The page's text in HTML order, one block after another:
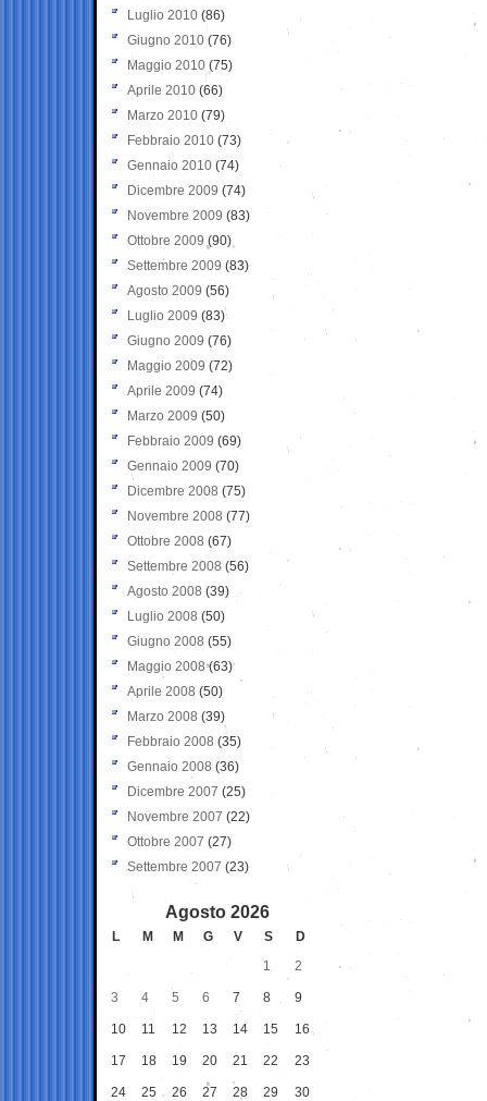
Luglio 2010 (86)
Giugno 2010 (76)
Maggio 2010 (75)
Aprile 2010 (66)
Marzo 2010 (79)
Febbraio 2010 (73)
Gennaio 2010 (74)
Dicembre 2009 (74)
Novembre 2009 (83)
Ottobre 2009 (90)
Settembre 2009 (83)
Agosto 2009 (56)
Luglio 2009 (83)
Giugno 2009 (76)
Maggio 2009 (72)
Aprile 2009 (74)
Marzo 2009 (50)
Febbraio 2009 (69)
Gennaio 2009 (70)
Dicembre 2008 (75)
Novembre 2008 (77)
Ottobre 2008 (67)
Settembre 2008 (56)
Agosto 2008 (39)
Luglio 2008 (50)
Giugno 2008 (55)
Maggio 2008(63)
Aprile 2008 (50)
Marzo 2008 (39)
Febbraio 2008 (35)
Gennaio 2008 (36)
Dicembre 2007 (25)
Novembre 2007 (22)
Ottobre 2007 (27)
Settembre 2007 (23)
Agosto 2026
L M M G V S
D
1
2
3 4 5 6 7 8 9
10 11 12 13 14 15 16
17 18 19 20 21 22 23
24 25 26 27 28 29 30